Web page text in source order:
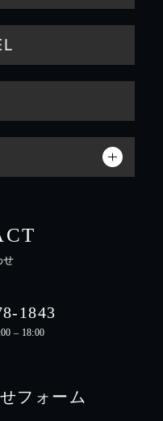
せ
1843
– 18:00
フォーム